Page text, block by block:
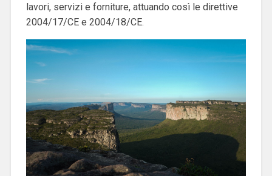
lavori, servizi e forniture, attuando così le direttive
2004/17/CE e 2004/18/CE.